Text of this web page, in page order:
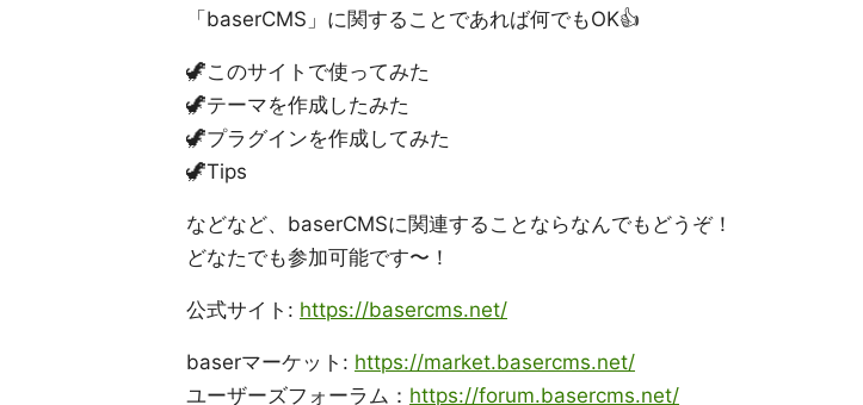
「baserCMS」に関することであれば何でもOK👍
🦖このサイトで使ってみた
🦖テーマを作成したみた
🦖プラグインを作成してみた
🦖Tips
などなど、baserCMSに関連することならなんでもどうぞ！
どなたでも参加可能です〜！
公式サイト: https://basercms.net/
baserマーケット: https://market.basercms.net/
ユーザーズフォーラム： https://forum.basercms.net/